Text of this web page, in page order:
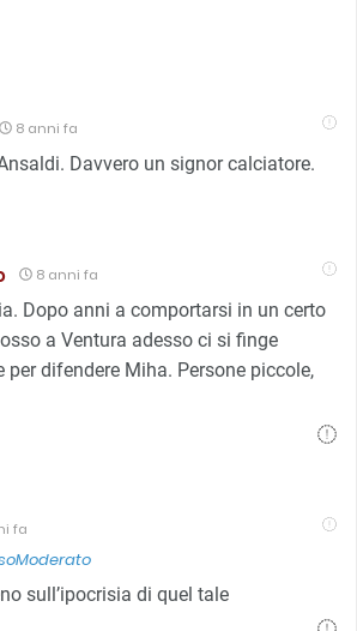
8 anni fa
Davvero un signor calciatore.
8 anni fa
Dopo anni a comportarsi in un certo
a Ventura adesso ci si finge
per difendere Miha. Persone piccole,
fa
sull’ipocrisia di quel tale